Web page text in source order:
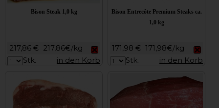
Bison Steak 1,0 kg
217,86 € 217,86€/kg
Stk.
in den Korb
Bison Entrecôte Premium Steaks ca.
1,0 kg
171,98 € 171,98€/kg
Stk.
in den Korb